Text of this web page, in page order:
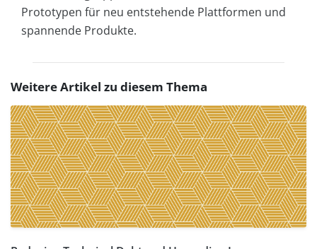
Prototypen für neu entstehende Plattformen und
spannende Produkte.
Weitere Artikel zu diesem Thema